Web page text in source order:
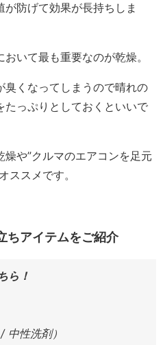
防げて効果が長持ちしま
いて最も重要なのが乾燥。
くなってしまうので晴れの
たっぷりとしておくといいで
や”クルマのエアコンを足元
ススメです。
ちアイテムをご紹介
ら！
中性洗剤）